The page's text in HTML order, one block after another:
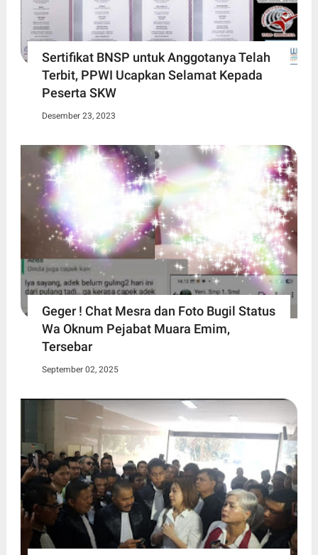
Sertifikat BNSP untuk Anggotanya Telah
Terbit, PPWI Ucapkan Selamat Kepada
Peserta SKW
Desember 23, 2023
Geger ! Chat Mesra dan Foto Bugil Status
Wa Oknum Pejabat Muara Emim,
Tersebar
September 02, 2025